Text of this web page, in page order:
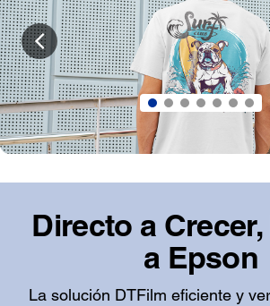
Directo a
a Epson
La solución DTFilm eficiente y